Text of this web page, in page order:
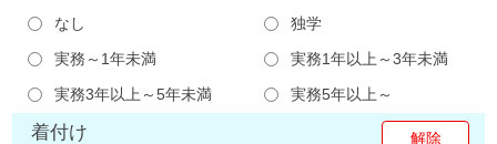
なし
独学
実務～1年未満
実務1年以上～3年未満
実務3年以上～5年未満
実務5年以上～
着付け